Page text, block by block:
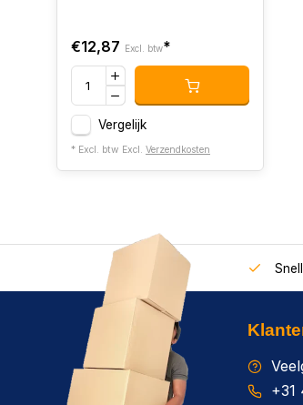
€12,87 Excl. btw*
Vergelijk
* Excl. btw Excl. Verzendkosten
+31